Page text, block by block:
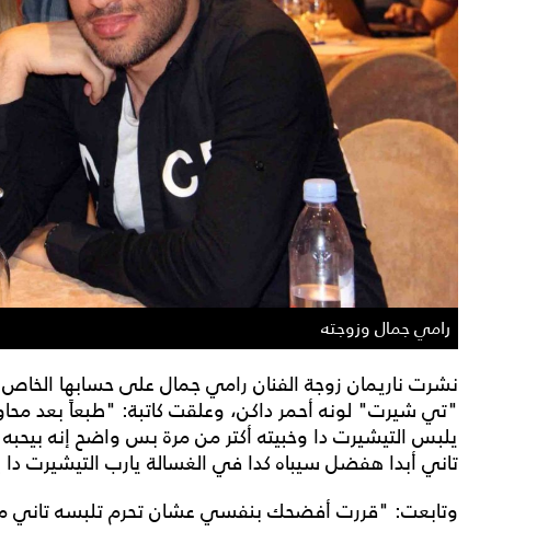
رامي جمال وزوجته
نشرت ناريمان زوجة الفنان رامي جمال على حسابها
"تي شيرت" لونه أحمر داكن، وعلقت كاتبة: "طبعاً بعد
يلبس التيشيرت دا وخبيته أكتر من مرة بس واضح إنه
تاني أبدا هفضل سيباه كدا في الغسالة يارب التيشيرت
وتابعت: "قررت أفضحك بنفسي عشان تحرم تلبسه تاني